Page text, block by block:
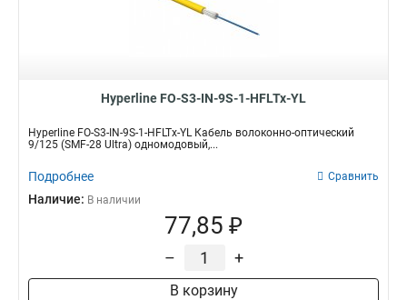
Hyperline FO-S3-IN-9S-1-HFLTx-YL
Hyperline FO-S3-IN-9S-1-HFLTx-YL Кабель волоконно-оптический
9/125 (SMF-28 Ultra) одномодовый,...
Подробнее Сравнить
Наличие: В наличии
77,85 ₽
– +
В корзину